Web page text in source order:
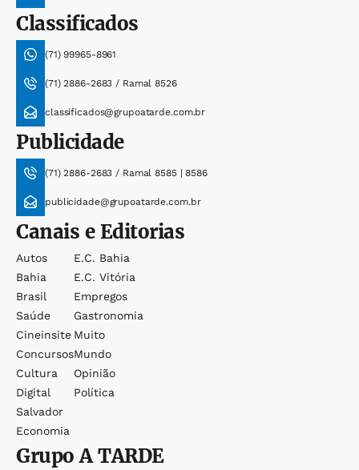
Classificados
(71) 99965-8961
(71) 2886-2683 / Ramal 8526
classificados@grupoatarde.com.br
Publicidade
(71) 2886-2683 / Ramal 8585 | 8586
publicidade@grupoatarde.com.br
Canais e Editorias
Autos
Bahia
Brasil
Saúde
Cineinsite
Concursos
Cultura
Digital
Salvador
Economia
E.c. Bahia
E.c. Vitória
Empregos
Gastronomia
Muito
Mundo
Opinião
Política
GrupoA TARDE